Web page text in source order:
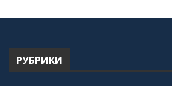
"Дзеркало діаспори".
РУБРИКИ